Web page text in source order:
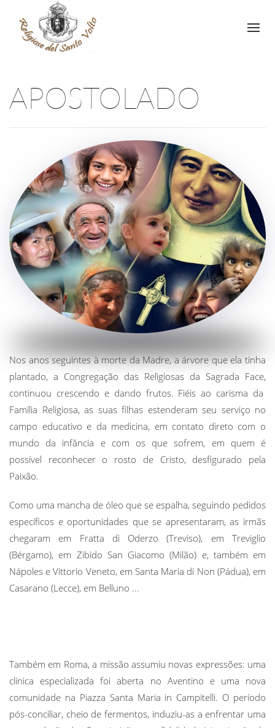
APOSTOLADO
Nos anos seguintes à morte da Madre, a árvore que ela tinha
plantado, a Congregação das Religiosas da Sagrada Face,
continuou crescendo e dando frutos. Fiéis ao carisma da
Família Religiosa, as suas filhas estenderam seu serviço no
campo educativo e da medicina, em contato direto com o
mundo da infância e com os que sofrem, em quem é
possível reconhecer o rosto de Cristo, desfigurado pela
Paixão.
Como uma mancha de óleo que se espalha, seguindo pedidos
específicos e oportunidades que se apresentaram, as irmãs
chegaram em Fratta di Oderzo (Treviso), em Treviglio
(Bérgamo), em Zibido San Giacomo (Milão) e, também em
Nápoles e Vittorio Veneto, em Santa Maria di Non (Pádua), em
Casarano (Lecce), em Belluno ...
Também em Roma, a missão assumiu novas expressões: uma
clínica especializada foi aberta no Aventino e uma nova
comunidade na Piazza Santa Maria in Campitelli. O período
pós-conciliar, cheio de fermentos, induziu-as a enfrentar uma